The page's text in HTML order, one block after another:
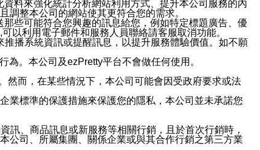
料來強化統計分析網站利用方式、提升本公司服務的內
整本公司的網站使其更符合您的需求。
些可能符合您興趣的訊息給您，例如特定標題廣告、優
以利用電子郵件和服務人員聯絡請客服取消功能。
播系統資訊或提醒訊息，以提升服務體驗價值。如不願
。本公司及ezPretty平台不會做任何使用。
然而，在某些情況下，本公司可能會因受政府要求或法
業標準的保護措施來保護您的隱私，本公司並未承諾您
訊、商品訊息或新服務等相關行銷，且於首次行銷時，
公司、所屬集團、關係企業或與其合作行銷之第三方業